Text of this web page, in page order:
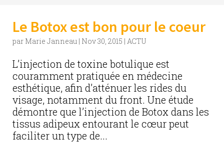
Le Botox est bon pour le coeur
par Marie Janneau | Nov 30, 2015 | ACTU
L’injection de toxine botulique est
couramment pratiquée en médecine
esthétique, afin d’atténuer les rides du
visage, notamment du front. Une étude
démontre que l’injection de Botox dans les
tissus adipeux entourant le cœur peut
faciliter un type de...